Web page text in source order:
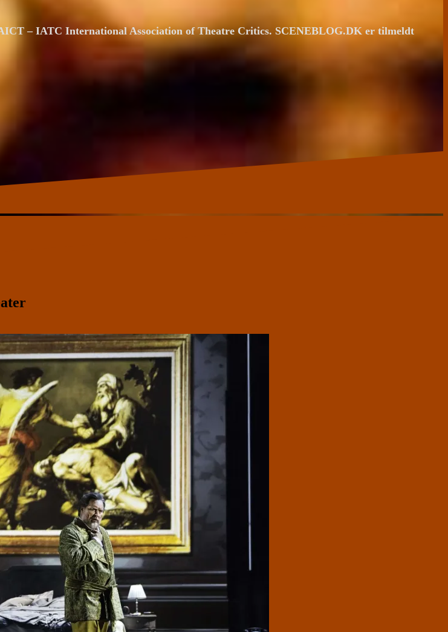
– IATC International Association of Theatre Critics. SCENEBLOG.DK er tilmeldt